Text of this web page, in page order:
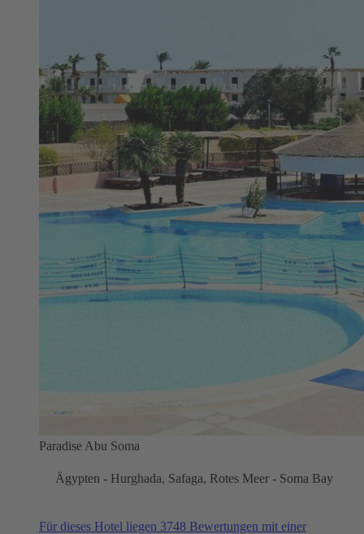
Paradise Abu Soma
Ägypten - Hurghada, Safaga, Rotes Meer - Soma Bay
Für dieses Hotel liegen 3748 Bewertungen mit einer